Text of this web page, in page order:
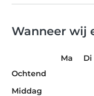
Wanneer wij
Ma Di
Ochtend
Middag